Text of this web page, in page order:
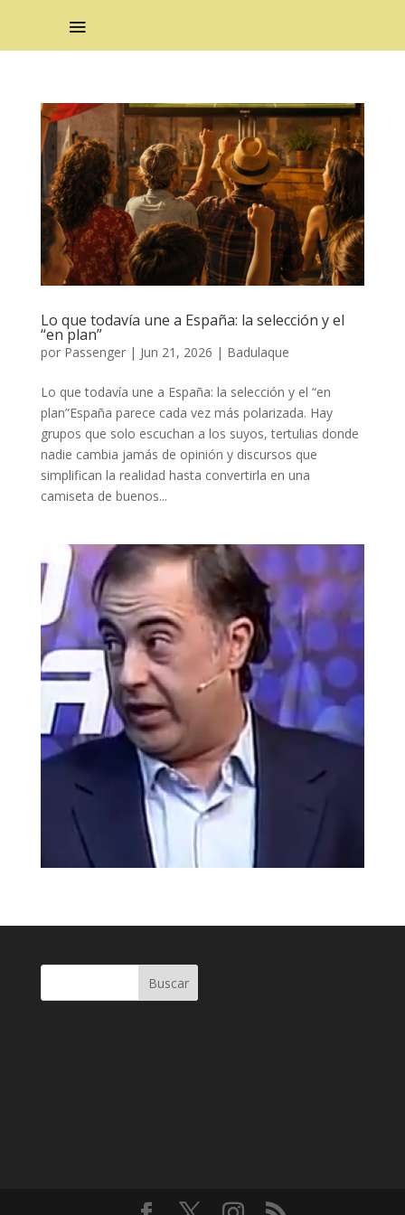
Lo que todavía une a España: la selección y el
“en plan”
por Passenger| Jun 21, 2026 | Badulaque
Lo que todavía une a España: la selección y el “en
plan”España parece cada vez más polarizada. Hay
grupos que solo escuchan a los suyos, tertulias donde
nadie cambia jamás de opinión y discursos que
simplifican la realidad hasta convertirla en una
camiseta de buenos...